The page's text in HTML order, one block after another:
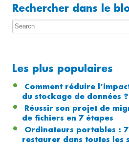
Rechercher dans le
Les plus populaires
Comment réduire
du stockage de données ?
Réussir son projet de
de fichiers en 7 étapes
Ordinateurs portables :
restaurer dans toutes les